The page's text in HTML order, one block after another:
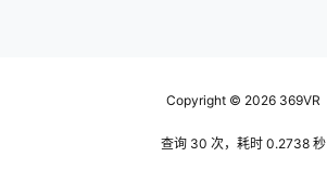
Copyright © 2026 369VR
查询 30 次，耗时 0.2738 秒